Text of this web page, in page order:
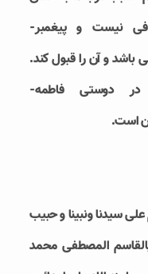
نیست و پيغمبر-
باشد و آن را قبول کند.
در دوستی فاطمه-
است.
سیدنا ونبینا و حبیب
المصطفی محمد